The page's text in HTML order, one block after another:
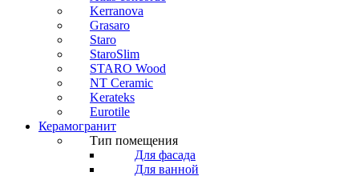
Kerranova
Grasaro
Staro
StaroSlim
STARO Wood
NT Ceramic
Kerateks
Eurotile
Керамогранит
Тип помещения
Для фасада
Для ванной